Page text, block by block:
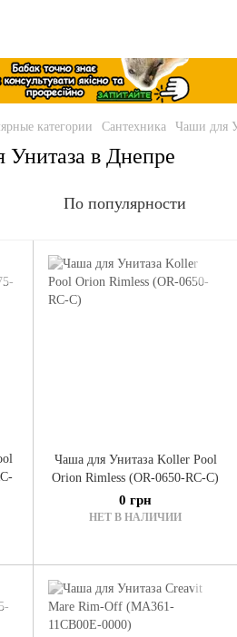
категории Сантехника Чаши для
в Днепре
По популярности
Чаша для Унитаза Koller Pool
Orion Rimless (OR-0650-RC-C)
0 грн
НЕТ В НАЛИЧИИ